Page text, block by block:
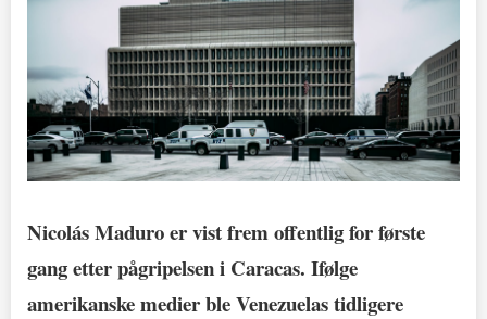
Nicolás Maduro er vist frem offentlig for første
gang etter pågripelsen i Caracas. Ifølge
amerikanske medier ble Venezuelas tidligere